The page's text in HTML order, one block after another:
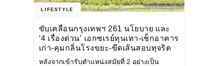
LIFESTYLE
ขับเคลื่อนกรุงเทพฯ 261 นโยบาย และ
‘4 เรื่องด่วน’ เอกซเรย์ทุนเทา-เช็กอาคาร
เก่า-คุมกลิ่นโรงขยะ-ขีดเส้นสอบทุจริต
หลังจากเข้ารับตำแหน่งสมัยที่ 2 อย่างเป็น